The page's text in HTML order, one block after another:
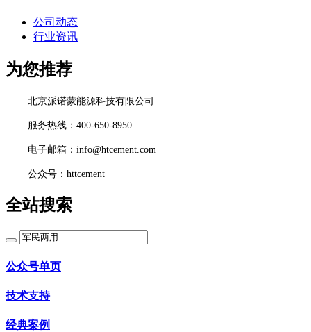
公司动态
行业资讯
为您推荐
北京派诺蒙能源科技有限公司
服务热线：400-650-8950
电子邮箱：info@htcement.com
公众号：httcement
全站搜索
公众号单页
技术支持
经典案例